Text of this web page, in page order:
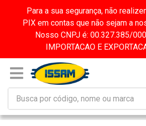
Para a sua segurança, não
PIX em contas que não sejam a
Nosso CNPJ é: 00.327.385/
IMPORTACAO E